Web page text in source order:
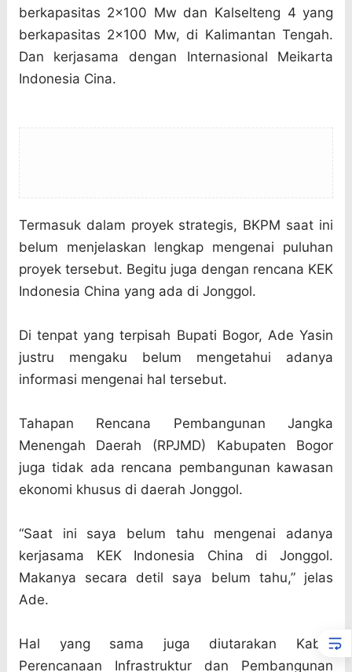
berkapasitas 2×100 Mw dan Kalselteng 4 yang
berkapasitas 2×100 Mw, di Kalimantan Tengah.
Dan kerjasama dengan Internasional Meikarta
Indonesia Cina.
Termasuk dalam proyek strategis, BKPM saat ini
belum menjelaskan lengkap mengenai puluhan
proyek tersebut. Begitu juga dengan rencana KEK
Indonesia China yang ada di Jonggol.
Di tenpat yang terpisah Bupati Bogor, Ade Yasin
justru mengaku belum mengetahui adanya
informasi mengenai hal tersebut.
Tahapan Rencana Pembangunan Jangka
Menengah Daerah (RPJMD) Kabupaten Bogor
juga tidak ada rencana pembangunan kawasan
ekonomi khusus di daerah Jonggol.
“Saat ini saya belum tahu mengenai adanya
kerjasama KEK Indonesia China di Jonggol.
Makanya secara detil saya belum tahu,” jelas
Ade.
Hal yang sama juga diutarakan Kabid
Perencanaan Infrastruktur dan Pembangunan